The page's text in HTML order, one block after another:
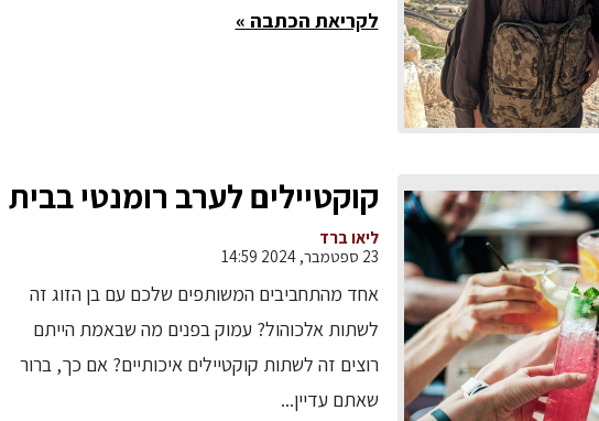
לקריאת הכתבה »
קוקטיילים לערב רומנטי בבית
ליאו ברד
23 ספטמבר, 2024 14:59
אחד מהתחביבים המשותפים שלכם עם בן הזוג זה
לשתות אלכוהול? עמוק בפנים מה שבאמת הייתם
רוצים זה לשתות קוקטיילים איכותיים? אם כך, ברור
שאתם עדיין...